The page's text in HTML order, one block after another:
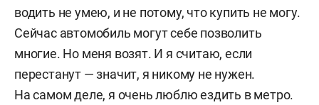
водить не умею, и не потому, что купить не могу.
Сейчас автомобиль могут себе позволить
многие. Но меня возят. И я считаю, если
перестанут — значит, я никому не нужен.
На самом деле, я очень люблю ездить в метро.